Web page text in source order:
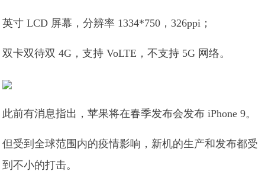
英寸 LCD 屏幕，分辨率 1334*750，326ppi；
双卡双待双 4G，支持 VoLTE，不支持 5G 网络。
此前有消息指出，苹果将在春季发布会发布 iPhone 9。
但受到全球范围内的疫情影响，新机的生产和发布都受
到不小的打击。